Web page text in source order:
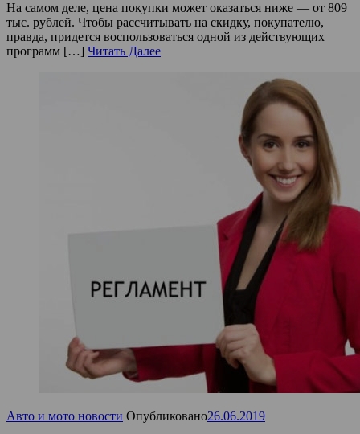
На самом деле, цена покупки может оказаться ниже — от 809
тыс. рублей. Чтобы рассчитывать на скидку, покупателю,
правда, придется воспользоваться одной из действующих
программ […] Читать Далее
Авто и мото новости Опубликовано26.06.2019